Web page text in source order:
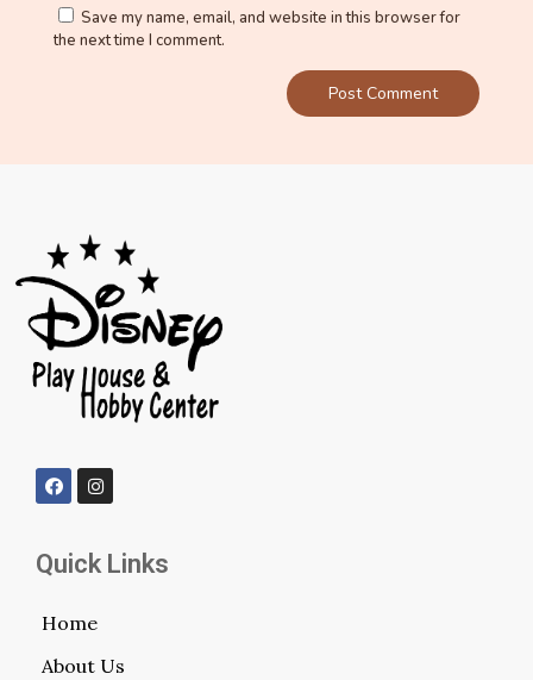
Save my name, email, and website in this browser for
the next time I comment.
Quick Links
Home
About Us